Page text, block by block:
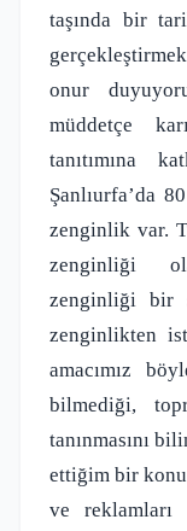
taşında bir
onur
müddetçe
tanıtımına
Şanlıurfa’da
zenginlik var.
zenginliği
zenginliği bir
zenginlikten
amacımız
bilmediği,
tanınmasını
ettiğim bir
ve reklamları